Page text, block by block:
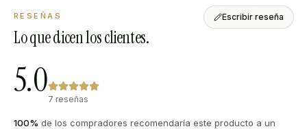
RESEÑAS
Lo que dicen los clientes.
Escribir reseña
5.07 reseñas
100% de los compradores recomendaría este producto a un